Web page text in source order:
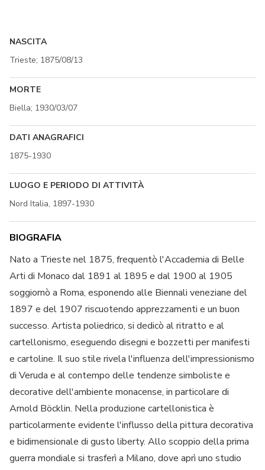
NASCITA
Trieste; 1875/08/13
MORTE
Biella; 1930/03/07
DATI ANAGRAFICI
1875-1930
LUOGO E PERIODO DI ATTIVITÀ
Nord Italia, 1897-1930
BIOGRAFIA
Nato a Trieste nel 1875, frequentò l'Accademia di Belle
Arti di Monaco dal 1891 al 1895 e dal 1900 al 1905
soggiornò a Roma, esponendo alle Biennali veneziane del
1897 e del 1907 riscuotendo apprezzamenti e un buon
successo. Artista poliedrico, si dedicò al ritratto e al
cartellonismo, eseguendo disegni e bozzetti per manifesti
e cartoline. Il suo stile rivela l'influenza dell'impressionismo
di Veruda e al contempo delle tendenze simboliste e
decorative dell'ambiente monacense, in particolare di
Arnold Böcklin. Nella produzione cartellonistica è
particolarmente evidente l'influsso della pittura decorativa
e bidimensionale di gusto liberty. Allo scoppio della prima
guerra mondiale si trasferì a Milano, dove aprì uno studio